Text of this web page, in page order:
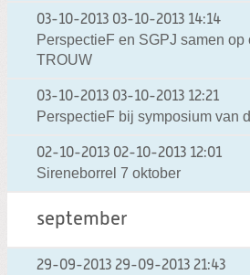
03-10-2013 03-10-2013 14:14
PerspectieF en SGPJ samen
TROUW
03-10-2013 03-10-2013 12:21
PerspectieF bij symposium van
02-10-2013 02-10-2013 12:01
Sireneborrel 7 oktober
september
29-09-2013 29-09-2013 21:43